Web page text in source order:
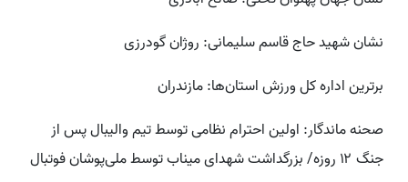
نشان شهید حاج قاسم سلیمانی: روژان گودرزی
برترین اداره کل ورزش استان‌ها: مازندران
صحنه ماندگار: اولین احترام نظامی توسط تیم والیبال پس از
جنگ ۱۲ روزه/ بزرگداشت شهدای میناب توسط ملی‌پوشان فوتبال